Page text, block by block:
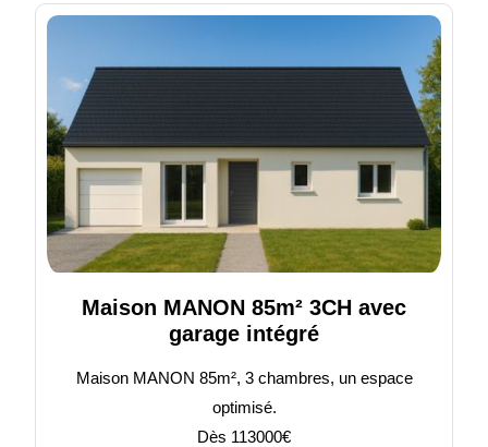
Maison MANON 85m² 3CH avec
garage intégré
Maison MANON 85m², 3 chambres, un espace
optimisé.
Dès 113000€